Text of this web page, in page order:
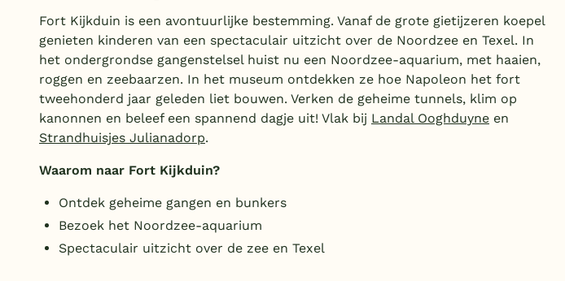
Fort Kijkduin is een avontuurlijke bestemming. Vanaf de grote gietijzeren koepel
genieten kinderen van een spectaculair uitzicht over de Noordzee en Texel. In
het ondergrondse gangenstelsel huist nu een Noordzee-aquarium, met haaien,
roggen en zeebaarzen. In het museum ontdekken ze hoe Napoleon het fort
tweehonderd jaar geleden liet bouwen. Verken de geheime tunnels, klim op
kanonnen en beleef een spannend dagje uit! Vlak bij Landal Ooghduyne en
Strandhuisjes Julianadorp.
Waarom naar Fort Kijkduin?
Ontdek geheime gangen en bunkers
Bezoek het Noordzee-aquarium
Spectaculair uitzicht over de zee en Texel